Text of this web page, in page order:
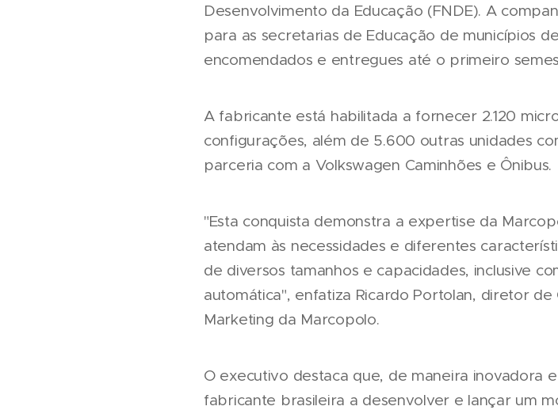
Desenvolvimento da Educação (FNDE). A
para as secretarias de Educação de municípios
encomendados e entregues até o primeiro
A fabricante está habilitada a fornecer 2.120
configurações, além de 5.600 outras unidades
parceria com a Volkswagen Caminhões e Ônibus.
"Esta conquista demonstra a expertise da
atendam às necessidades e diferentes
de diversos tamanhos e capacidades, inclusive
automática", enfatiza Ricardo Portolan, diretor
Marketing da Marcopolo.
O executivo destaca que, de maneira inovadora
fabricante brasileira a desenvolver e lançar um